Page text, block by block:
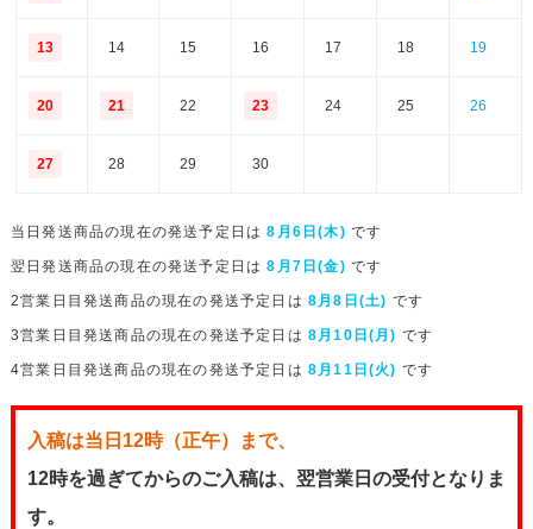
13 14 15 16 17 18 19
20 21 22 23 24 25 26
27 28 29 30
当日発送商品の現在の発送予定日は 8月6日(木) です
翌日発送商品の現在の発送予定日は 8月7日(金) です
2営業日目発送商品の現在の発送予定日は 8月8日(土) です
3営業日目発送商品の現在の発送予定日は 8月10日(月) です
4営業日目発送商品の現在の発送予定日は 8月11日(火) です
入稿は当日12時（正午）まで、
12時を過ぎてからのご入稿は、翌営業日の受付となりま
す。